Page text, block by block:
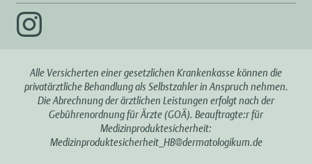
Alle Versicherten einer gesetzlichen Krankenkasse können die
privatärztliche Behandlung als Selbstzahler in Anspruch nehmen.
Die Abrechnung der ärztlichen Leistungen erfolgt nach der
Gebührenordnung für Ärzte (GOÄ). Beauftragte:r für
Medizinproduktesicherheit:
Medizinproduktesicherheit_HB@dermatologikum.de